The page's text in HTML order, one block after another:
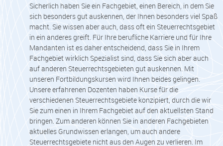
Sicherlich haben Sie ein Fachgebiet, einen Bereich, in dem Sie
sich besonders gut auskennen, der Ihnen besonders viel Spaß
macht. Sie wissen aber auch, dass oft ein Steuerrechtsgebiet
in ein anderes greift. Für Ihre berufliche Karriere und für Ihre
Mandanten ist es daher entscheidend, dass Sie in Ihrem
Fachgebiet wirklich Spezialist sind, dass Sie sich aber auch
auf anderen Steuerrechtsgebieten gut auskennen. Mit
unseren Fortbildungskursen wird Ihnen beides gelingen.
Unsere erfahrenen Dozenten haben Kurse für die
verschiedenen Steuerrechtsgebiete konzipiert, durch die wir
Sie zum einen in Ihrem Fachgebiet auf den aktuellsten Stand
bringen. Zum anderen können Sie in anderen Fachgebieten
aktuelles Grundwissen erlangen, um auch andere
Steuerrechtsgebiete nicht aus den Augen zu verlieren. Im